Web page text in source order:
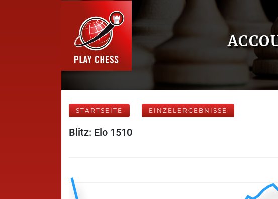
STARTSEITE EINZELERGEBNISSE
Blitz: Elo 1510